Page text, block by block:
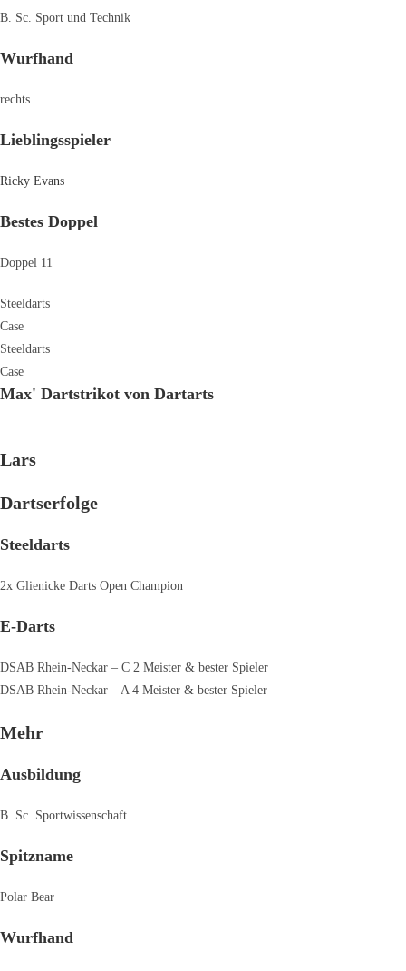
B. Sc. Sport und Technik
Wurfhand
rechts
Lieblingsspieler
Ricky Evans
Bestes Doppel
Doppel 11
Steeldarts
Case
Steeldarts
Case
Max' Dartstrikot von Dartarts
Lars
Dartserfolge
Steeldarts
2x Glienicke Darts Open Champion
E-Darts
DSAB Rhein-Neckar – C 2 Meister & bester Spieler
DSAB Rhein-Neckar – A 4 Meister & bester Spieler
Mehr
Ausbildung
B. Sc. Sportwissenschaft
Spitzname
Polar Bear
Wurfhand